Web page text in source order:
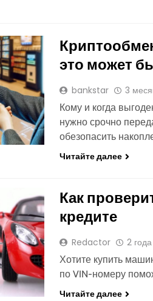
это может
bankstar 3
Кому и когда
нужно срочно
обезопасить
Читайте далее
Как
кредите
Redactor 2
Хотите купить
по VIN-номеру
Читайте далее